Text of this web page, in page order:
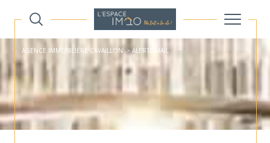
AGENCE IMMOBILIÈRE CAVAILLON ALERTE MAIL